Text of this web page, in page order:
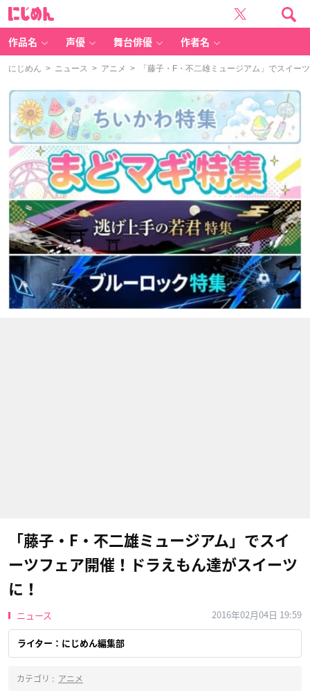
作品名 声優 舞台俳優 作者名
にじめん > ニュース > アニメ > 「藤子・F・不二雄ミュージアム」でスイー
「藤子・F・不二雄ミュージアム」でスイ
ーツフェア開催！ドラえもん達がスイーツ
に！
ニュース 2016年02月04日 19:59
ライター：にじめん編集部
カテゴリ : アニメ